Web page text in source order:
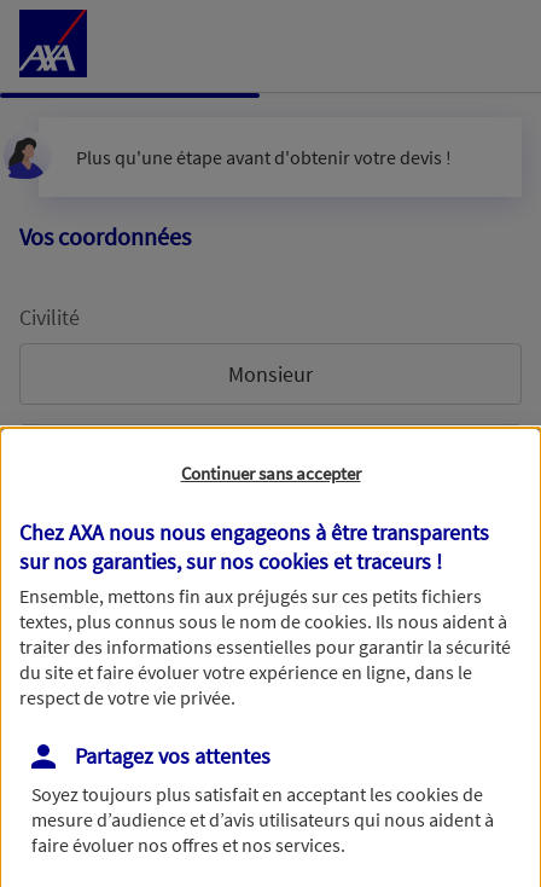
Accéder au Contenu
Plus qu'une étape avant d'obtenir votre devis !
Vos coordonnées
Civilité
Monsieur
Nom
Prénom
Date de Naissance
Continuer sans accepter
Chez AXA nous nous engageons à être transparents
sur nos garanties, sur noscookies et traceurs !
Ensemble, mettons fin aux préjugés sur ces petits fichiers
textes, plus connus sous le nom decookies. Ils nous aident à
traiter des informations essentielles pour garantir la sécurité
du site et faire évoluer votre expérience en ligne, dans le
respect de votre vie privée.
Partagez vos attentes
Soyez toujours plus satisfait en acceptant lescookiesde
mesure d’audience et d’avis utilisateurs qui nous aident à
faire évoluer nos offres et nos services.